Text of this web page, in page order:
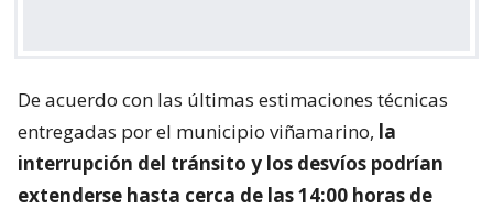
De acuerdo con las últimas estimaciones técnicas
entregadas por el municipio viñamarino, la
interrupción del tránsito y los desvíos podrían
extenderse hasta cerca de las 14:00 horas de